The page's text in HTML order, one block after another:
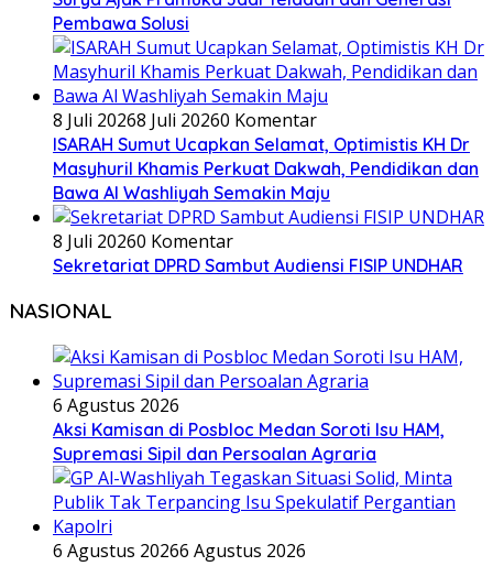
Pembawa Solusi
8 Juli 20268 Juli 20260 Komentar
ISARAH Sumut Ucapkan Selamat, Optimistis KH Dr
Masyhuril Khamis Perkuat Dakwah, Pendidikan dan
Bawa Al Washliyah Semakin Maju
8 Juli 20260 Komentar
Sekretariat DPRD Sambut Audiensi FISIP UNDHAR
NASIONAL
6 Agustus 2026
Aksi Kamisan di Posbloc Medan Soroti Isu HAM,
Supremasi Sipil dan Persoalan Agraria
6 Agustus 20266 Agustus 2026